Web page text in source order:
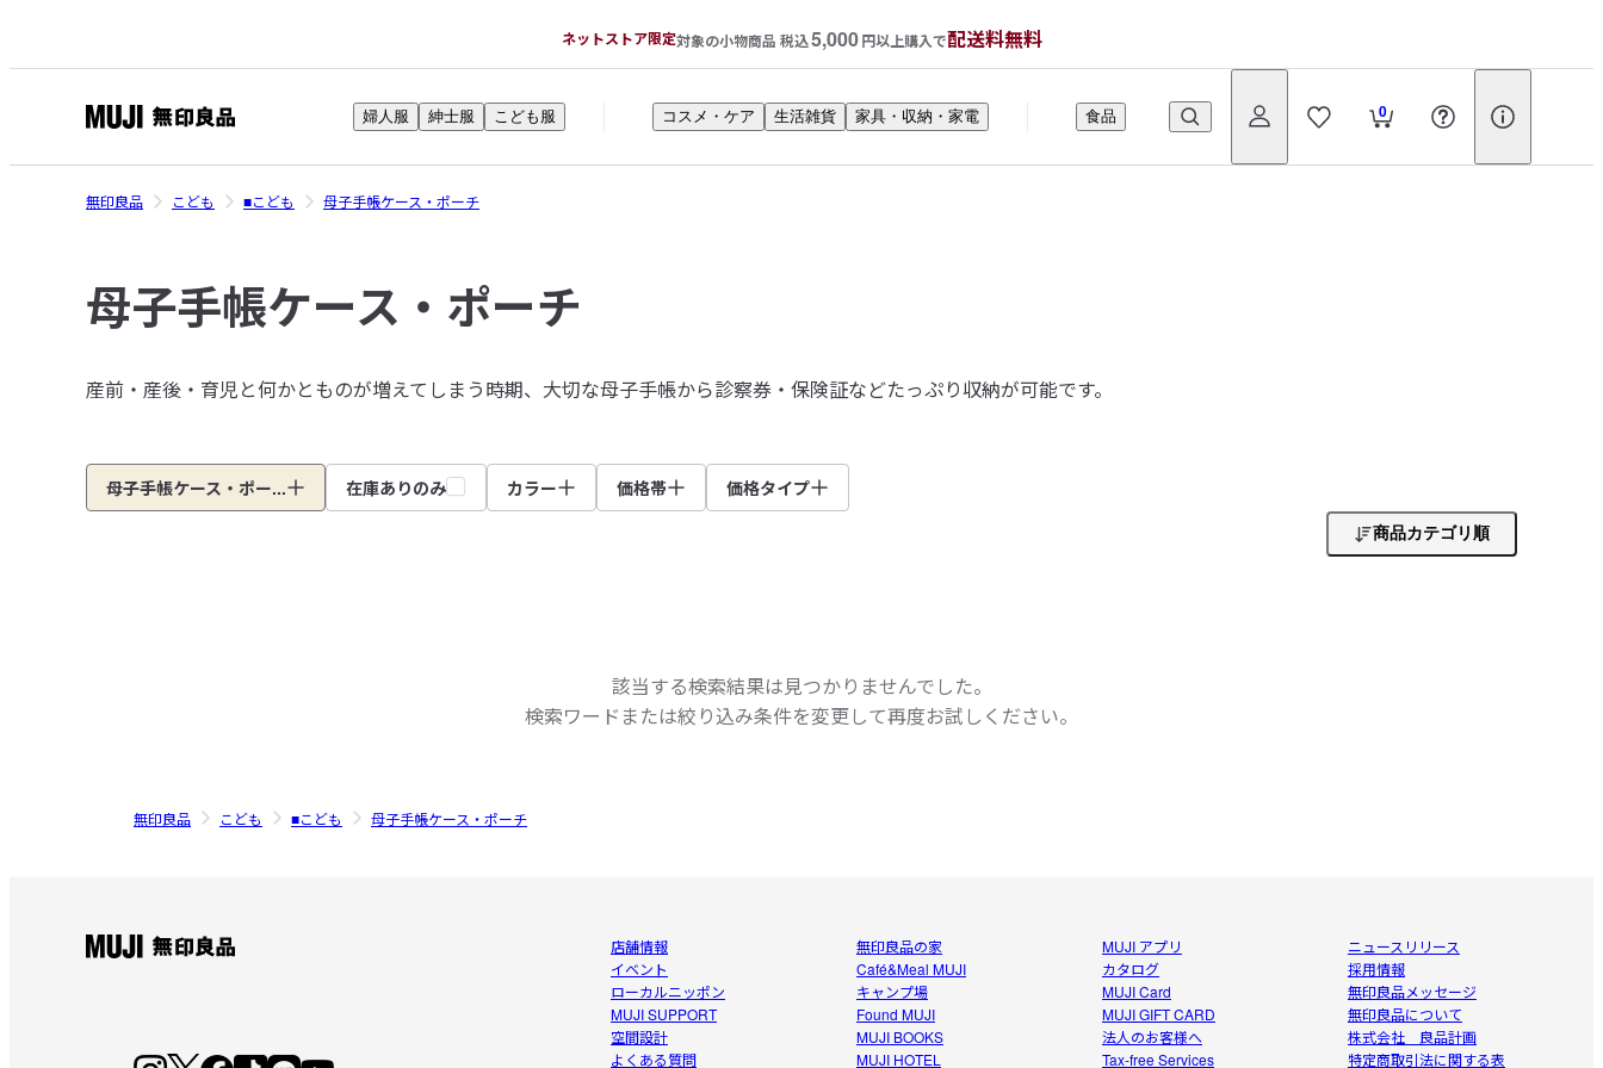
ネットストア限定対象の小物商品 税込5,000円以上購入で配送料無料
印
良
ッ
ト
ト
0
婦人服 紳士服 こども服 コスメ・ケア 生活雑貨 家具・収納・家電 食品
無印良品 こども ■こども 母子手帳ケース・ポーチ
母子手帳ケース・ポーチ
産前・産後・育児と何かとものが増えてしまう時期、大切な母子手帳から診察券・保険証などたっぷり収納が可能です。
母子手帳ケース・ポー... 在庫ありのみ カラー 価格帯 価格タイプ
商品カテゴリ順
該当する検索結果は見つかりませんでした。
検索ワードまたは絞り込み条件を変更して再度お試しください。
無印良品 こども ■こども 母子手帳ケース・ポーチ
店舗情報
イベント
ローカルニッポン
MUJI SUPPORT
空間設計
よくある質問
無印良品の家
Café&Meal MUJI
キャンプ場
Found MUJI
MUJI BOOKS
MUJI HOTEL
MUJI アプリ
カタログ
MUJI Card
MUJI GIFT CARD
法人のお客様へ
Tax-free Services
ニュースリリース
採用情報
無印良品メッセージ
無印良品について
株式会社 良品計画
特定商取引法に関する表